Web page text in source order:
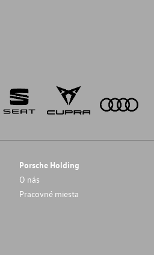
Porsche Holding
O nás
Pracovné miesta